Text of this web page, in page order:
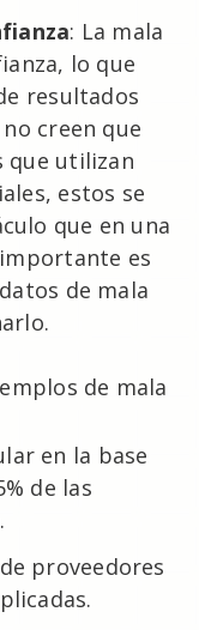
: La mala
lo que
resultados
creen que
que utilizan
estos se
que en una
es
de mala
de mala
en la base
de las
proveedores